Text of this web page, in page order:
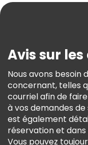
Conditions
Politique En Matière
Freetour Prix
Programme De
Avis sur
Nous avons besoin
concernant, telles
courriel afin de
à vos demandes
est également
réservation et
Vous pouvez